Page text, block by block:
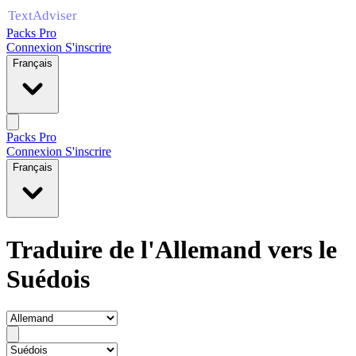
Packs Pro
Connexion S'inscrire
Français
Packs Pro
Connexion S'inscrire
Français
Traduire de l'Allemand vers le
Suédois